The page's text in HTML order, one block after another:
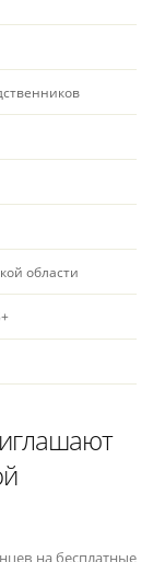
области
на бесплатные